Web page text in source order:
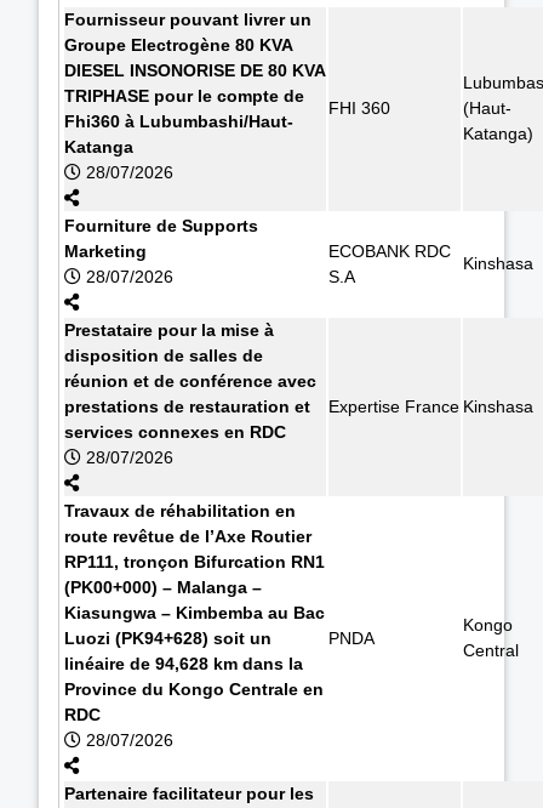
Fournisseur pouvant livrer un
Groupe Electrogène 80 KVA
DIESEL INSONORISE DE 80 KVA
TRIPHASE pour le compte de
Fhi360 à Lubumbashi/Haut-
Katanga
28/07/2026
FHI 360
(Haut-
Katanga)
Fourniture de Supports
Marketing
28/07/2026
ECOBANK RDC
S.A
Kinshasa
Prestataire pour la mise à
disposition de salles de
réunion et de conférence avec
prestations de restauration et
services connexes en RDC
28/07/2026
Expertise France Kinshasa
Travaux de réhabilitation en
route revêtue de l’Axe Routier
RP111, tronçon Bifurcation RN1
(PK00+000) – Malanga –
Kiasungwa – Kimbemba au Bac
Luozi (PK94+628) soit un
linéaire de 94,628 km dans la
Province du Kongo Centrale en
RDC
28/07/2026
PNDA
Kongo
Central
Partenaire facilitateur pour les